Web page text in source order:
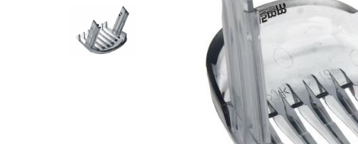
Bucatarie & Servire
Curatenie si intretinere